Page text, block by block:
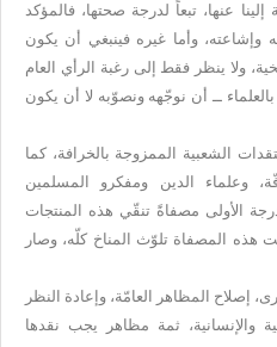
عنها، تبعاً لدرجة صحتها، فالمؤكد
وإشاعته، وأما غيره فينبغي أن يكون
ولا ينظر فقط إلى رغبة الرأي العام
ــ أن نوجّهه ونصوّبه لا أن يكون
الشعبية الممزوجة بالخرافة، كما
وعلماء الدين ومفكرو المسلمين
الأولى مصفاةً تنقّي هذه المنتجات
هذه المصفاة تلوّث المناخ كلّه، وصار
إصلاح المظاهر العامّة، وإعادة النظر
والإنسانية، ثمة مظاهر يجب نقدها